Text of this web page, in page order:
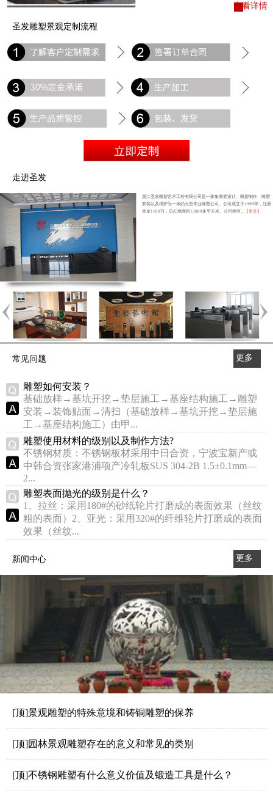
查看详情
圣发雕塑景观定制流程
走进圣发
浙江圣发雕塑艺术工程有限公司是一家集雕塑设计、雕塑制作、雕塑
安装以及维护为一体的大型专业雕塑公司。公司成立于1998年，注册
资金1100万，总占地面积13000多平方米。公司拥有...
【更多】
常见问题
更多
雕塑如何安装？
基础放样→基坑开挖→垫层施工→基座结构施工→雕塑
安装→装饰贴面→清扫（基础放样→基坑开挖→垫层施
工→基座结构施工）由甲...
雕塑使用材料的级别以及制作方法?
不锈钢材质：不锈钢板材采用中日合资，宁波宝新产或
中韩合资张家港浦项产冷轧板SUS 304-2B 1.5±0.1mm—
2...
雕塑表面抛光的级别是什么？
1、拉丝：采用180#的砂纸轮片打磨成的表面效果（丝纹
粗的表面）2、亚光：采用320#的纤维轮片打磨成的表面
效果（丝纹...
新闻中心
更多
>>
[顶]景观雕塑的特殊意境和铸铜雕塑的保养
[顶]园林景观雕塑存在的意义和常见的类别
[顶]不锈钢雕塑有什么意义价值及锻造工具是什么？